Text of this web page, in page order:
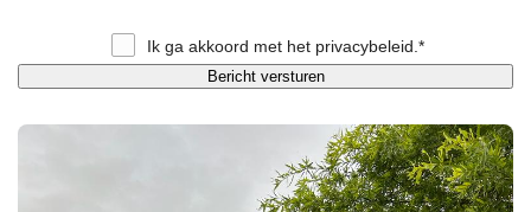
Ik ga akkoord met het privacybeleid.*